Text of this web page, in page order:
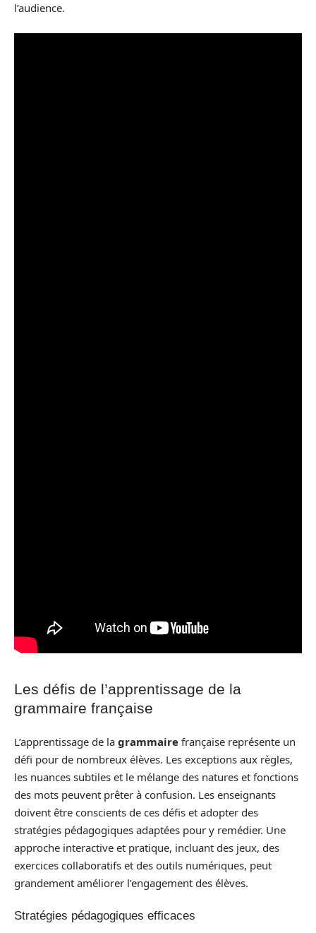
l’audience.
Les défis de l’apprentissage de la
grammaire française
L’apprentissage de la grammaire française représente un
défi pour de nombreux élèves. Les exceptions aux règles,
les nuances subtiles et le mélange des natures et fonctions
des mots peuvent prêter à confusion. Les enseignants
doivent être conscients de ces défis et adopter des
stratégies pédagogiques adaptées pour y remédier. Une
approche interactive et pratique, incluant des jeux, des
exercices collaboratifs et des outils numériques, peut
grandement améliorer l’engagement des élèves.
Stratégies pédagogiques efficaces